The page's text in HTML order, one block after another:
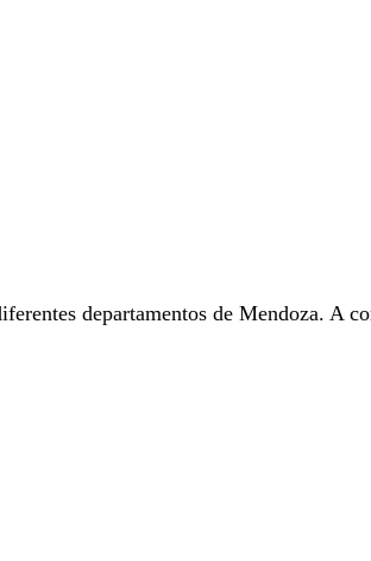
departamentos de Mendoza. A